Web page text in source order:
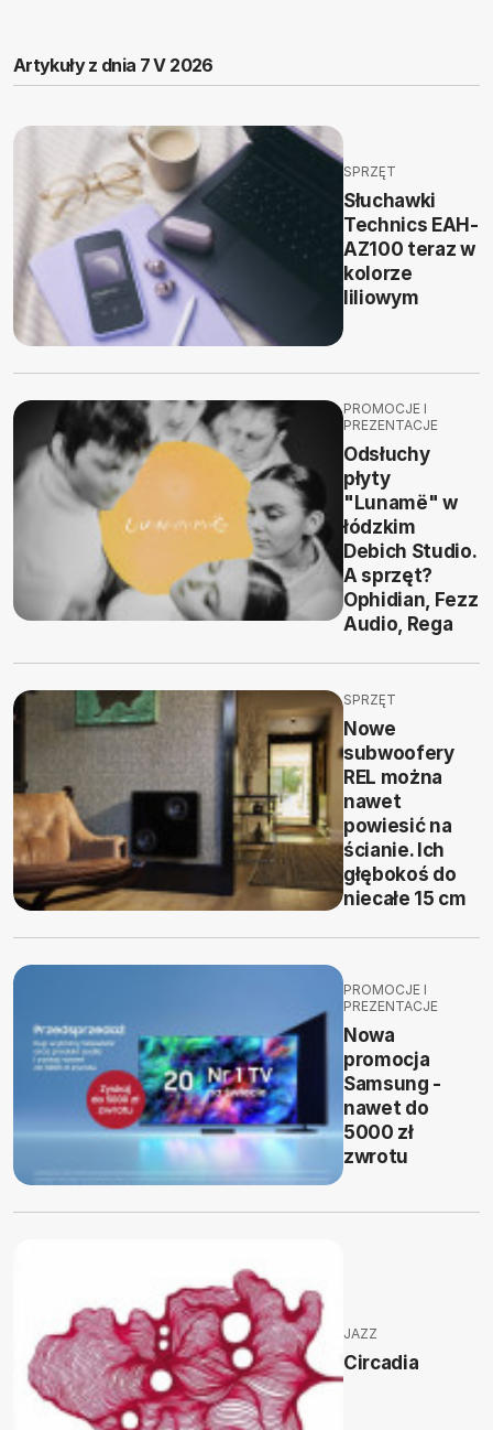
Artykuły z dnia 7 V 2026
SPRZĘT
Słuchawki
Technics EAH-
AZ100 teraz w
kolorze
liliowym
PROMOCJE I
PREZENTACJE
Odsłuchy
płyty
"Lunamë" w
łódzkim
Debich Studio.
A sprzęt?
Ophidian, Fezz
Audio, Rega
SPRZĘT
Nowe
subwoofery
REL można
nawet
powiesić na
ścianie. Ich
głębokoś do
niecałe 15 cm
PROMOCJE I
PREZENTACJE
Nowa
promocja
Samsung -
nawet do
5000 zł
zwrotu
JAZZ
Circadia